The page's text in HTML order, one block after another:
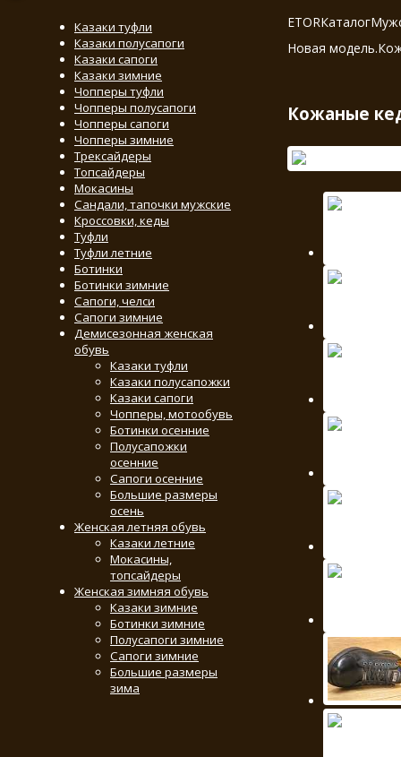
Казаки туфли
Казаки полусапоги
Казаки сапоги
Казаки зимние
Чопперы туфли
Чопперы полусапоги
Чопперы сапоги
Чопперы зимние
Трексайдеры
Топсайдеры
Мокасины
Сандали, тапочки мужские
Кроссовки, кеды
Туфли
Туфли летние
Ботинки
Ботинки зимние
Сапоги, челси
Сапоги зимние
Демисезонная женская
обувь
Казаки туфли
Казаки полусапожки
Казаки сапоги
Чопперы, мотообувь
Ботинки осенние
Полусапожки
осенние
Сапоги осенние
Большие размеры
осень
Женская летняя обувь
Казаки летние
Мокасины,
топсайдеры
Женская зимняя обувь
Казаки зимние
Ботинки зимние
Полусапоги зимние
Сапоги зимние
Большие размеры
зима
ETORКаталог
Новая
Кожаные